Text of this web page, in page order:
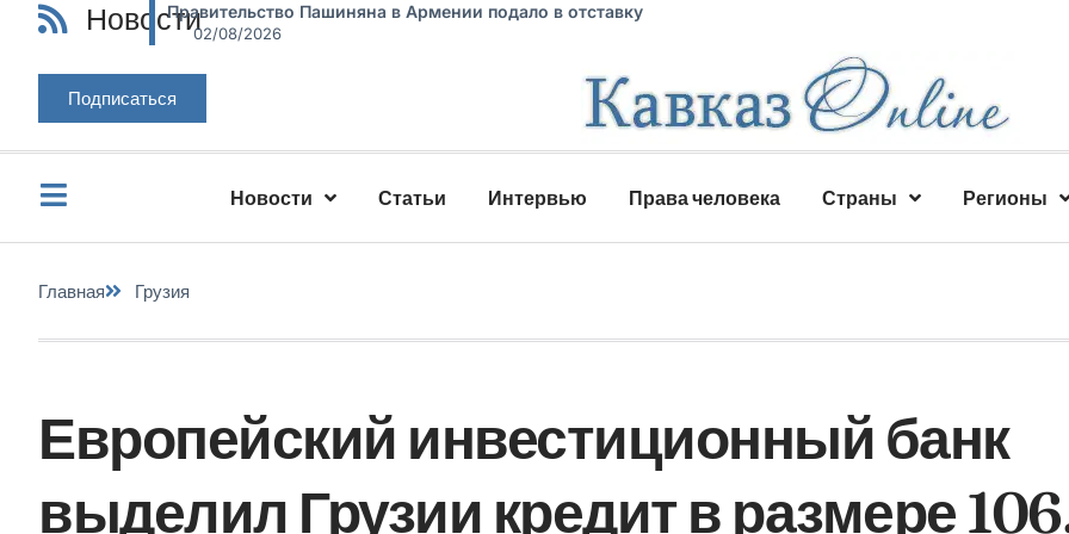
НовостиПравительство Пашиняна в Армении подало в отставку
02/08/2026
Подписаться
Новости Статьи Интервью Права человека Страны Регионы
Главная Грузия
Европейский инвестиционный банк
выделил Грузии кредит в размере